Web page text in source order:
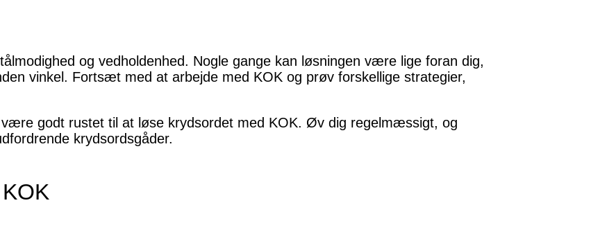
og vedholdenhed. Nogle gange kan løsningen være lige foran dig,
vinkel. Fortsæt med at arbejde med KOK og prøv forskellige strategier,
godt rustet til at løse krydsordet med KOK. Øv dig regelmæssigt, og
krydsordsgåder.